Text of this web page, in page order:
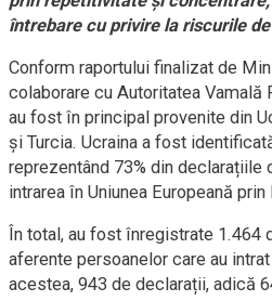
întrebare cu privire la riscurile
Conform raportului finalizat de
colaborare cu Autoritatea Vamală
au fost în principal provenite din
și Turcia. Ucraina a fost
reprezentând 73% din declarațiile
intrarea în Uniunea Europeană prin
În total, au fost înregistrate 1.464
aferente persoanelor care au
acestea, 943 de declarații, adică